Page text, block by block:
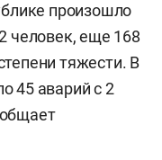
произошло
человек, еще 168
тяжести. В
45 аварий с 2